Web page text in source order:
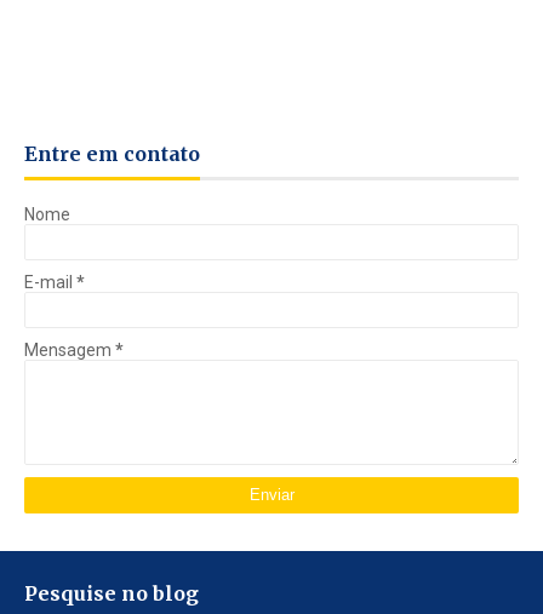
Entre em contato
Nome
E-mail *
Mensagem *
Pesquise no blog